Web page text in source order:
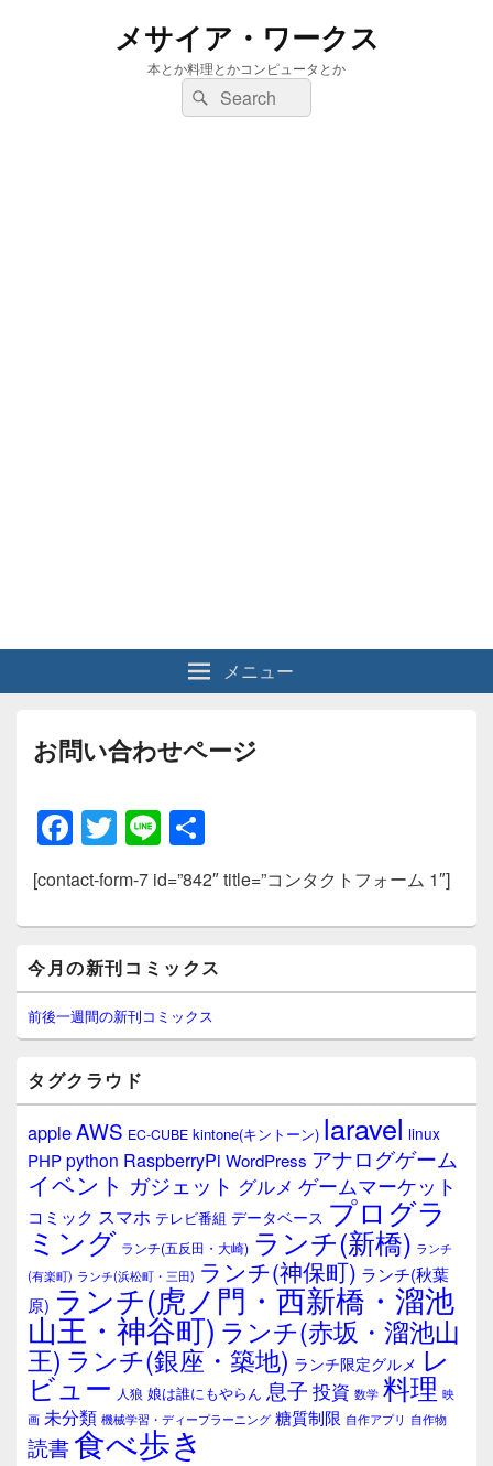
メサイア・ワークス
本とか料理とかコンピュータとか
検
索:
検
索
メニュー
お問い合わせページ
F
a
c
e
b
o
o
k
T
wi
tt
er
Li
n
e
有
[contact-form-7 id=”842″ title=”コンタクトフォーム 1″]
イ
ン
サ
イ
ウ
ィ
ジ
ェ
ア
今月の新刊コミックス
前後一週間の新刊コミックス
タグクラウド
appleAWS EC-CUBE kintone(キントーン) laravel linux
PHPpython RaspberryPi WordPress アナログゲーム
イベント ガジェット グルメ ゲームマーケット
コミック スマホ テレビ番組 データベース プログラ
ミング ランチ(五反田・大崎) ランチ(新橋) ランチ
(有楽町) ランチ(浜松町・三田) ランチ(神保町) ランチ(秋葉
原) ランチ(虎ノ門・西新橋・溜池
山王・神谷町) ランチ(赤坂・溜池山
王) ランチ(銀座・築地) ランチ限定グルメ レ
ビュー 人狼 娘は誰にもやらん 息子 投資 数学 料理 映
画 未分類 機械学習・ディープラーニング 糖質制限 自作アプリ 自作物
読書食べ歩き